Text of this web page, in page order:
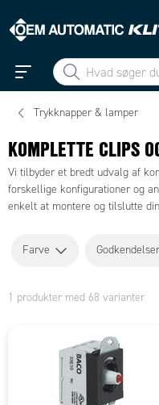
Trykknapper & lamper
KOMPLETTE CLIPS
Vi tilbyder et bredt udvalg af
forskellige konfigurationer og
enkelt at montere og tilslutte
Farve Godkendelser
1 produkter med 68 varianter